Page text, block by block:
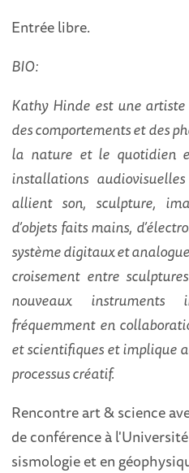
Entrée libre.
BIO:
Kathy Hinde est une
des comportements et des
la nature et le quotidien
installations
allient son, sculpture,
d’objets faits mains,
système digitaux et
croisement entre
nouveaux instruments
fréquemment en
et scientifiques et implique
processus créatif.
Rencontre art & science
de conférence à
sismologie et en